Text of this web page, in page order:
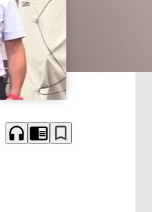
headphones chrome_reader_mode bookmark_border